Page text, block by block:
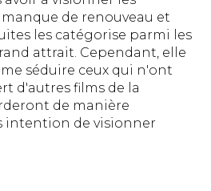
manque de renouveau et
les catégorise parmi les
attrait. Cependant, elle
séduire ceux qui n'ont
d'autres films de la
de manière
intention de visionner